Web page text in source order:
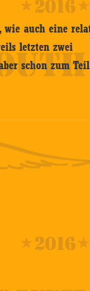
wie auch eine
letzten zwei
schon zum Teil